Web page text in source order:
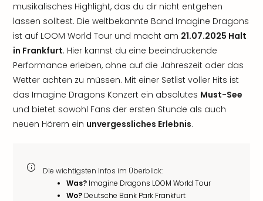
musikalisches Highlight, das du dir nicht entgehen
lassen solltest. Die weltbekannte Band Imagine Dragons
ist auf LOOM World Tour und macht am 21.07.2025 Halt
in Frankfurt. Hier kannst du eine beeindruckende
Performance erleben, ohne auf die Jahreszeit oder das
Wetter achten zu müssen. Mit einer Setlist voller Hits ist
das Imagine Dragons Konzert ein absolutes Must-See
und bietet sowohl Fans der ersten Stunde als auch
neuen Hörern ein unvergessliches Erlebnis.
Die wichtigsten Infos im Überblick:
Was? Imagine Dragons LOOM World Tour
Wo? Deutsche Bank Park Frankfurt